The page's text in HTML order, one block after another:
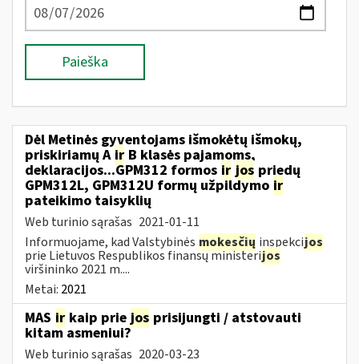
Paieška
Dėl Metinės gyventojams išmokėtų išmokų,
priskiriamų A ir B klasės pajamoms,
deklaracijos...GPM312 formos ir jos priedų
GPM312L, GPM312U formų užpildymo ir
pateikimo taisyklių
Web turinio sąrašas 2021-01-11
Informuojame, kad Valstybinės mokesčių inspekcijos
prie Lietuvos Respublikos finansų ministerijos
viršininko 2021 m....
Metai: 2021
MAS ir kaip prie jos prisijungti / atstovauti
kitam asmeniui?
Web turinio sąrašas 2020-03-23